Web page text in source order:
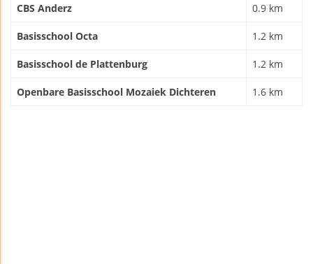
CBS Anderz 0.9 km
Basisschool Octa 1.2 km
Basisschool de Plattenburg 1.2 km
Openbare Basisschool Mozaiek Dichteren 1.6 km